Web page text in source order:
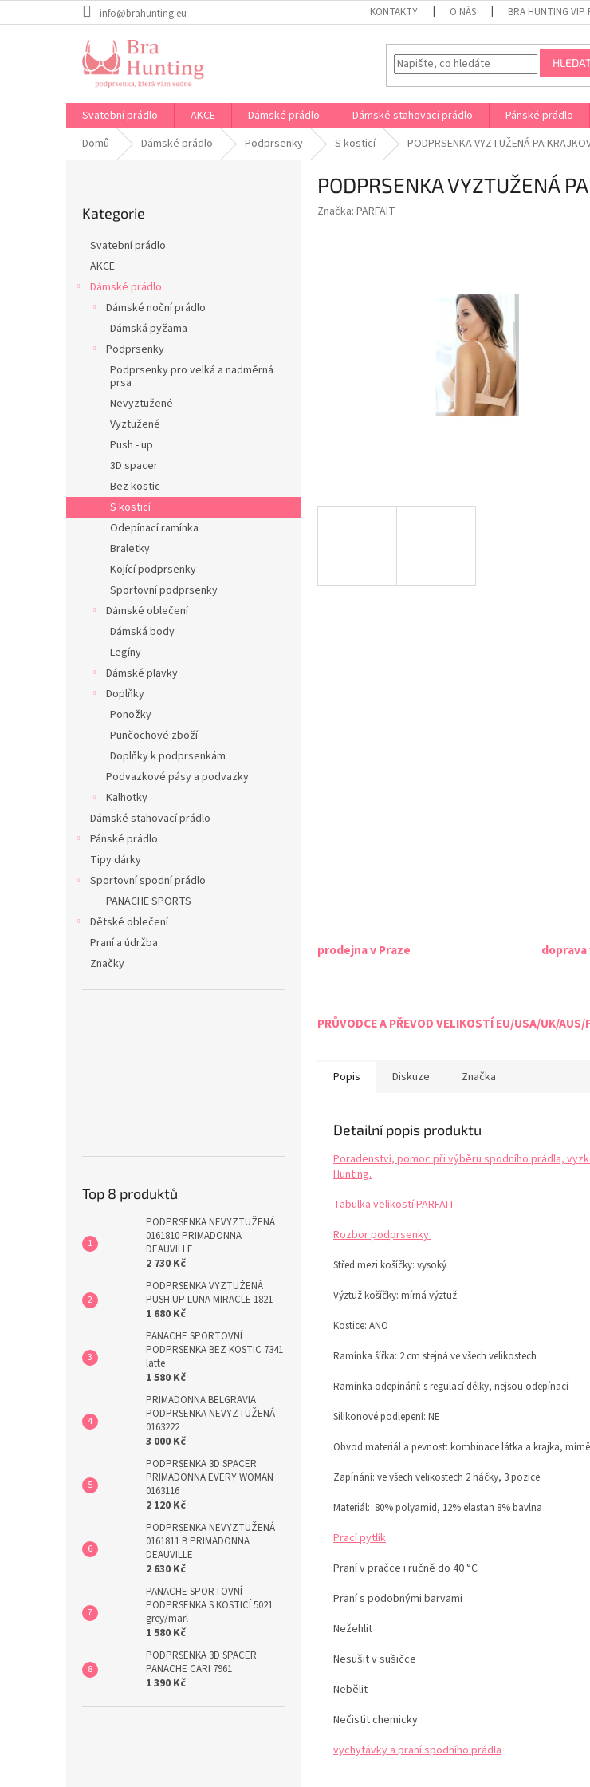
na
info@brahunting.eu KONTAKTY O NÁS BRA HUNTING VIP
Svatební prádlo AKCE Dámské prádlo Dámské stahovací prádlo Pánské prádlo
Domů
Dámské prádlo Podprsenky S kosticí PODPRSENKA VYZTUŽENÁ PA
kategorie
Kategorie
Svatební prádlo
AKCE
Dámské prádlo
Dámské noční prádlo
Dámská pyžama
Podprsenky
Podprsenky pro velká a nadměrná
prsa
Nevyztužené
Vyztužené
Push - up
3D spacer
Bez kostic
S kosticí
Odepínací ramínka
Braletky
Kojící podprsenky
Sportovní podprsenky
Dámské oblečení
Dámská body
Legíny
Dámské plavky
Doplňky
Ponožky
Punčochové zboží
Doplňky k podprsenkám
Podvazkové pásy a podvazky
Kalhotky
Dámské stahovací prádlo
Pánské prádlo
Tipy dárky
Sportovní spodní prádlo
PANACHE SPORTS
Dětské oblečení
Praní a údržba
Značky
Top 8 produktů
PODPRSENKA NEVYZTUŽENÁ
0161810 PRIMADONNA
DEAUVILLE
2 730 Kč
PODPRSENKA VYZTUŽENÁ
PUSH UP LUNA MIRACLE 1821
1 680 Kč
PANACHE SPORTOVNÍ
PODPRSENKA BEZ KOSTIC 7341
latte
1 580 Kč
PRIMADONNA BELGRAVIA
PODPRSENKA NEVYZTUŽENÁ
0163222
3 000 Kč
PODPRSENKA 3D SPACER
PRIMADONNA EVERY WOMAN
0163116
2 120 Kč
PODPRSENKA NEVYZTUŽENÁ
0161811 B PRIMADONNA
DEAUVILLE
2 630 Kč
PANACHE SPORTOVNÍ
PODPRSENKA S KOSTICÍ 5021
grey/marl
1 580 Kč
PODPRSENKA 3D SPACER
PANACHE CARI 7961
1 390 Kč
PODPRSENKA VYZTUŽENÁ
Značka: PARFAIT
prodejna v Praze doprava
PRŮVODCE A PŘEVOD VELIKOSTÍ EU/USA/UK/AUS/
Popis Diskuze Značka
Detailní popis produktu
Poradenství, pomoc při výběru spodního prádla,
Hunting.
Tabulka velikostí PARFAIT
Rozbor podprsenky
Střed mezi košíčky: vysoký
Výztuž košíčky: mírná výztuž
Kostice: ANO
Ramínka šířka: 2 cm stejná ve všech velikostech
Ramínka odepínání: s regulací délky, nejsou odepínací
Silikonové podlepení: NE
Obvod materiál a pevnost: kombinace látka a krajka,
Zapínání: ve všech velikostech 2 háčky, 3 pozice
Materiál: 80% polyamid, 12% elastan 8% bavlna
Prací pytlík
Praní v pračce i ručně do 40 °C
Praní s podobnými barvami
Nežehlit
Nesušit v sušičce
Nebělit
Nečistit chemicky
vychytávky a praní spodního prádla